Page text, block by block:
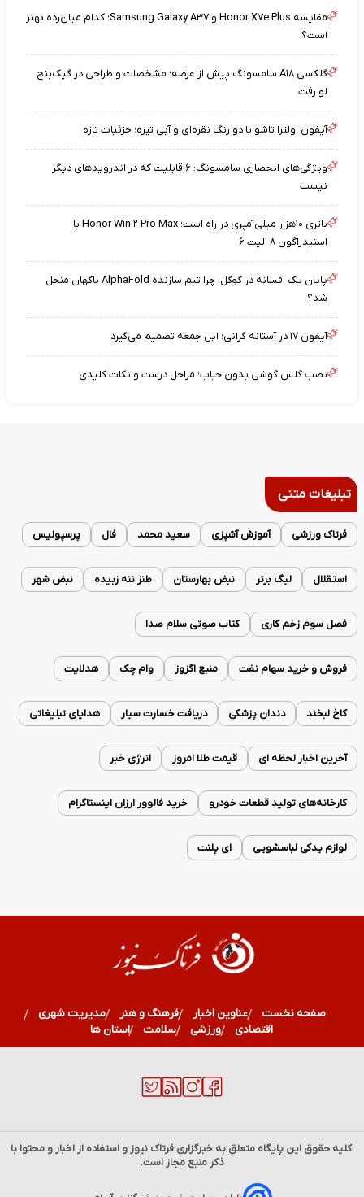
مقایسه Honor X۷e Plus و Samsung Galaxy A۳۷؛ کدام میان‌رده بهتر
است؟
گلکسی A۱۸ سامسونگ پیش از عرضه؛ مشخصات و طراحی در گیک‌بنچ
لو رفت
آیفون اولترا تاشو با دو رنگ نقره‌ای و آبی تیره؛ جزئیات تازه
ویژگی‌های انحصاری سامسونگ: ۶ قابلیت که در اندرویدهای دیگر
نیست
باتری ۱۰هزار میلی‌آمپری در راه است؛ Honor Win ۲ Pro Max با
اسنپدراگون ۸ الیت ۶
پایان یک افسانه در گوگل؛ چرا تیم سازنده AlphaFold ناگهان منحل
شد؟
آیفون ۱۷ در آستانه گرانی؛ اپل جمعه تصمیم می‌گیرد
نصب گلس گوشی بدون حباب؛ مراحل درست و نکات کلیدی
تبلیغات متنی
فرتاک ورزشی آموزش آشپزی سعید محمد فال پرسپولیس
استقلال لیگ برتر نبض بهارستان طنز ننه زبیده نبض شهر
فصل سوم زخم کاری کتاب صوتی سلام صدا
فروش و خرید سهام نفت منبع اگزوز وام چک هدلایت
کاخ لبخند دندان پزشکی دریافت خسارت سیار هدایای تبلیغاتی
آخرین اخبار لحظه ای قیمت طلا امروز انرژی خبر
کارخانه‌های تولید قطعات خودرو خرید فالوور ارزان اینستاگرام
لوازم یدکی لباسشویی ای پلنت
صفحه نخست عناوین اخبار فرهنگ و هنر
مدیریت شهری
اقتصادی
ورزشی سلامت استان ها
.کلیه حقوق این پایگاه متعلق به خبرگزاریفرتاک نیوز و استفاده از اخبار و محتوا با
ذکر منبع مجاز است.